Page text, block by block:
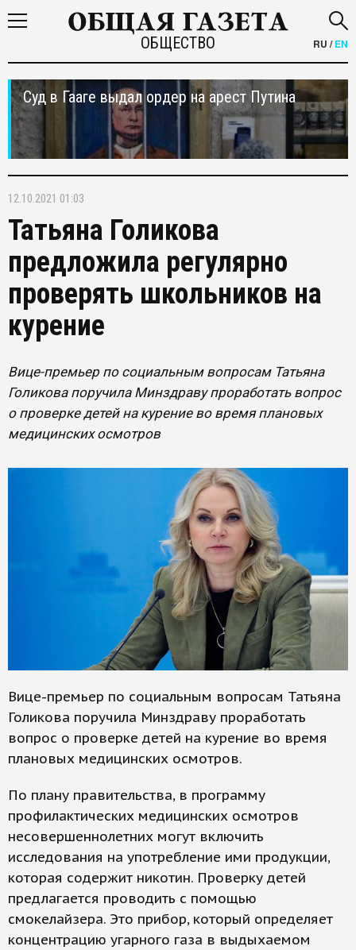
ОБЩЕСТВО RU /EN
Суд в Гааге выдал ордер на арест Путина
12.10.2021 01:03
Татьяна Голикова
предложила регулярно
проверять школьников на
курение
Вице-премьер по социальным вопросам Татьяна
Голикова поручила Минздраву проработать вопрос
о проверке детей на курение во время плановых
медицинских осмотров
Вице-премьер по социальным вопросам Татьяна
Голикова поручила Минздраву проработать
вопрос о проверке детей на курение во время
плановых медицинских осмотров.
По плану правительства, в программу
профилактических медицинских осмотров
несовершеннолетних могут включить
исследования на употребление ими продукции,
которая содержит никотин. Проверку детей
предлагается проводить с помощью
смокелайзера. Это прибор, который определяет
концентрацию угарного газа в выдыхаемом